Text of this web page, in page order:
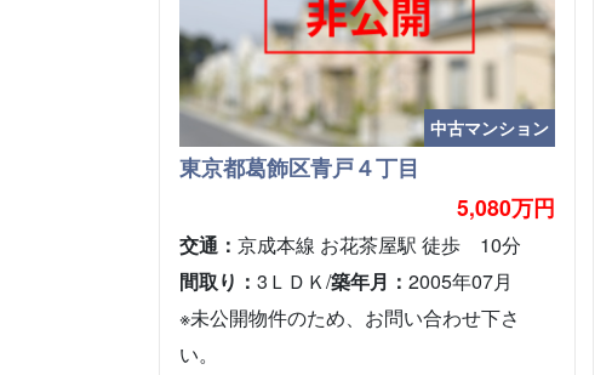
中古マンション
東京都葛飾区青戸４丁目
5,080万円
交通：京成本線 お花茶屋駅 徒歩 10分
間取り：3ＬＤＫ/築年月：2005年07月
※未公開物件のため、お問い合わせ下さ
い。